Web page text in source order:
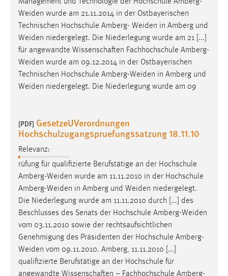
Weiden wurde am 21.11.2014 in der Ostbayerischen
Technischen Hochschule Amberg- Weiden in Amberg und
Weiden niedergelegt. Die Niederlegung wurde am 21 [...]
für angewandte Wissenschaften Fachhochschule Amberg-
Weiden wurde am 09.12.2014 in der Ostbayerischen
Technischen Hochschule Amberg-Weiden in Amberg und
Weiden niedergelegt. Die Niederlegung wurde am 09
[PDF] GesetzeUVerordnungen
Hochschulzugangspruefungssatzung 18.11.10
Relevanz:
rüfung für qualifizierte Berufstätige an der Hochschule
Amberg-Weiden wurde am 11.11.2010 in der Hochschule
Amberg-Weiden in Amberg und Weiden niedergelegt.
Die Niederlegung wurde am 11.11.2010 durch [...] des
Beschlusses des Senats der Hochschule Amberg-Weiden
vom 03.11.2010 sowie der rechtsaufsichtlichen
Genehmigung des Präsidenten der Hochschule Amberg-
Weiden vom 09.11.2010. Amberg, 11.11.2010 [...]
qualifizierte Berufstätige an der Hochschule für
angewandte Wissenschaften – Fachhochschule Amberg-